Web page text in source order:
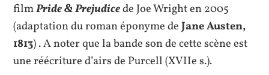
filmPride & Prejudicede Joe Wright en 2005
(adaptation du roman éponyme deJane Austen,
1813) . A noter que la bande son de cette scène est
une réécriture d’airs de Purcell (XVIIe s.).